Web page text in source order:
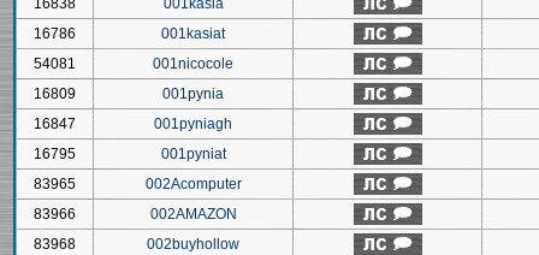
16838
001kasia
16786
001kasiat
54081
001nicocole
16809
001pynia
16847
001pyniagh
16795
001pyniat
83965
002Acomputer
83966
002AMAZON
83968
002buyhollow